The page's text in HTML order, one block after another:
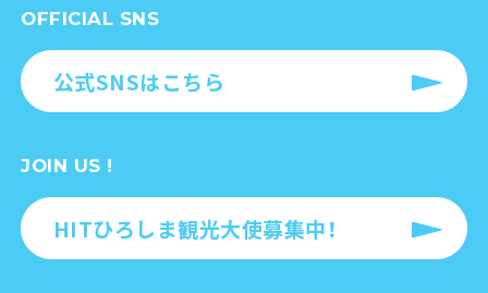
OFFICIAL SNS
公式SNSはこちら
JOIN US !
HITひろしま観光大使募集中！